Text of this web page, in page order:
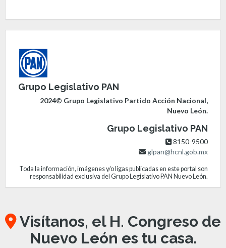
Grupo Legislativo PAN
2024© Grupo Legislativo Partido Acción Nacional,
Nuevo León.
Grupo Legislativo PAN
8150-9500
glpan@hcnl.gob.mx
Toda la información, imágenes y/o ligas publicadas en este portal son
responsabilidad exclusiva del Grupo Legislativo PAN Nuevo León.
Visítanos, el H. Congreso de
Nuevo León es tu casa.